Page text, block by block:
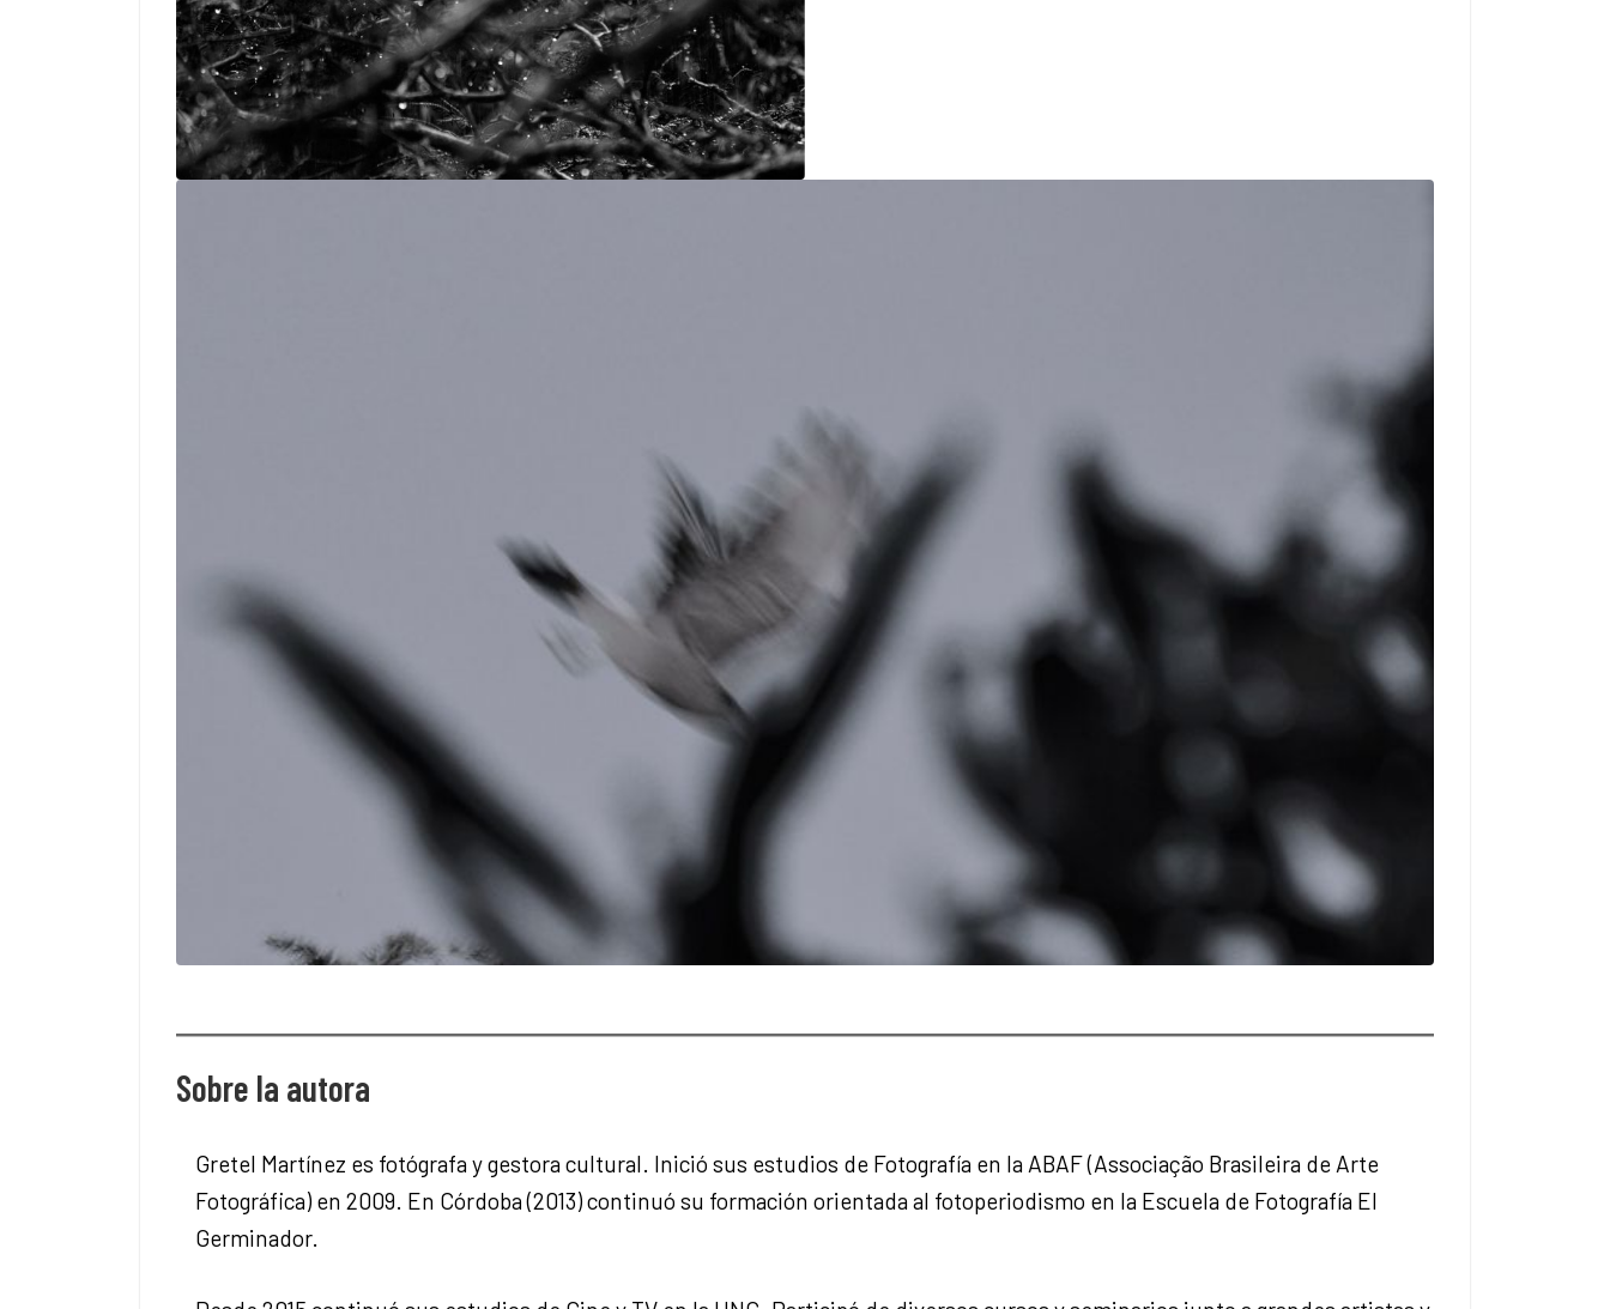
Sobre la autora
Gretel Martínez es fotógrafa y gestora cultural. Inició sus estudios de Fotografía en la ABAF (Associação Brasileira de Arte
Fotográfica) en 2009. En Córdoba (2013) continuó su formación orientada al fotoperiodismo en la Escuela de Fotografía El
Germinador.